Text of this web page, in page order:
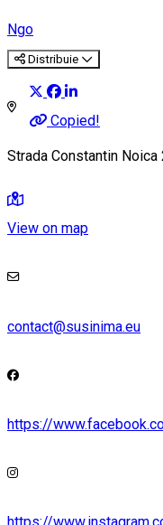
Ngo
Distribuie
Copied!
Strada Constantin
View on map
contact@susinima.eu
https://